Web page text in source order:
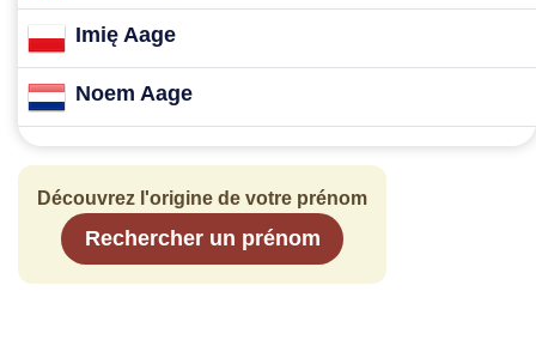
Imię Aage
Noem Aage
Découvrez l'origine de votre prénom
Rechercher un prénom